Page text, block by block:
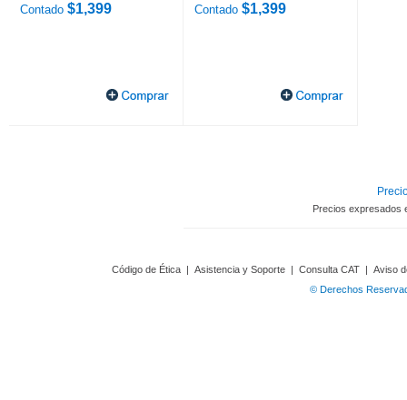
Contado $1,399 Contado $1,399
Precios expresados
Código de Ética | Asistencia y Soporte | Consulta CAT | Aviso
© Derechos